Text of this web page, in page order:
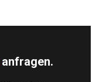
anfragen.